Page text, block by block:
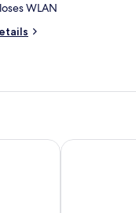
WLAN
I-Lay House